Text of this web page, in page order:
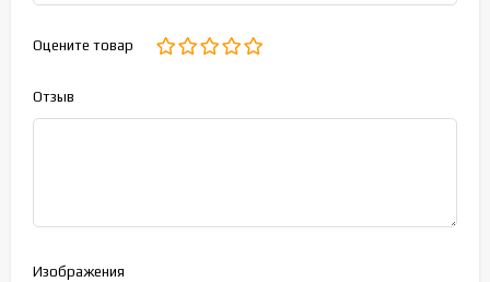
Оцените товар
Отзыв
Изображения